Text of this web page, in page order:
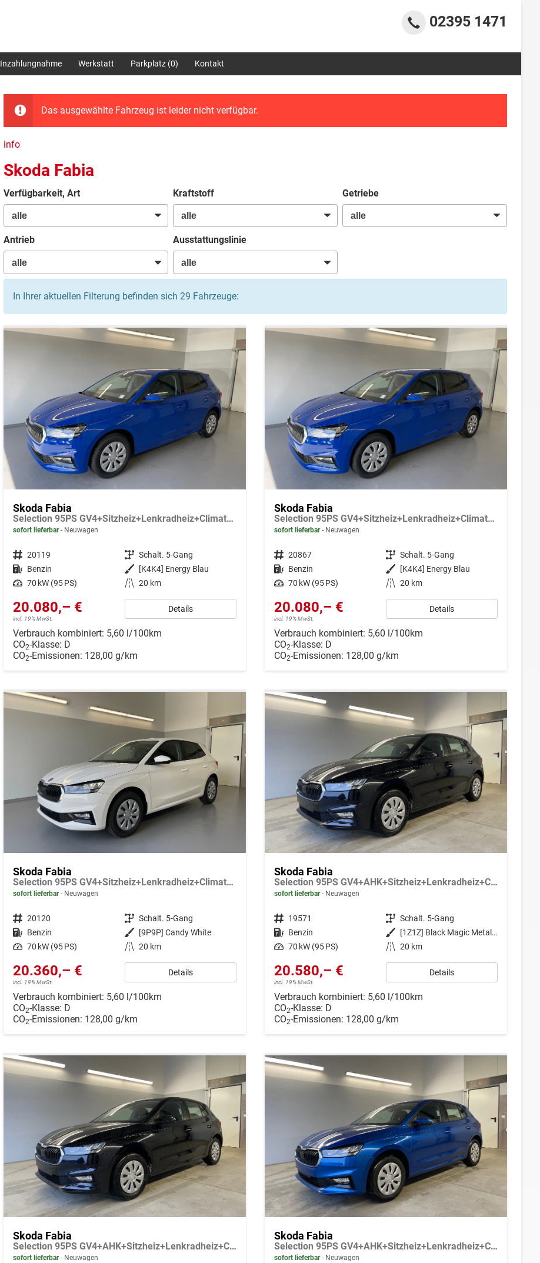
02395 1471
Inzahlungnahme Werkstatt Parkplatz (0) Kontakt
Das ausgewählte Fahrzeug ist leider nicht verfügbar.
info
Skoda Fabia
Verfügbarkeit, Art Kraftstoff Getriebe
Antrieb Ausstattungslinie
In Ihrer aktuellen Filterung befinden sich 29 Fahrzeuge:
Skoda Fabia
Selection 95PS GV4+Sitzheiz+Lenkradheiz+Climatronic+Sunset+AppConnect+PDC
sofort lieferbar Neuwagen
Fahrzeugnr. 20119 Getriebe Schalt. 5-Gang
Kraftstoff Benzin Außenfarbe
[K4K4] Energy Blau
Leistung 70 kW (95 PS) Kilometerstand 20 km
20.080,– €
incl. 19% MwSt.
Details
Verbrauch kombiniert: 5,60 l/100km
CO2-Klasse: D
CO2-Emissionen: 128,00 g/km
Skoda Fabia
Selection 95PS GV4+Sitzheiz+Lenkradheiz+Climatronic+Sunset+AppConnect+PDC
sofort lieferbar Neuwagen
Fahrzeugnr. 20867 Getriebe Schalt. 5-Gang
Kraftstoff Benzin Außenfarbe
[K4K4] Energy Blau
Leistung 70 kW (95 PS) Kilometerstand 20 km
20.080,– €
incl. 19% MwSt.
Details
Verbrauch kombiniert: 5,60 l/100km
CO2-Klasse: D
CO2-Emissionen: 128,00 g/km
Skoda Fabia
Selection 95PS GV4+Sitzheiz+Lenkradheiz+Climatronic+Sunset+AppConnect+PDC
sofort lieferbar Neuwagen
Fahrzeugnr. 20120 Getriebe Schalt. 5-Gang
Kraftstoff Benzin Außenfarbe
[9P9P] Candy White
Leistung 70 kW (95 PS) Kilometerstand 20 km
20.360,– €
incl. 19% MwSt.
Details
Verbrauch kombiniert: 5,60 l/100km
CO2-Klasse: D
CO2-Emissionen: 128,00 g/km
Skoda Fabia
Selection 95PS GV4+AHK+Sitzheiz+Lenkradheiz+Climatronic+Tempomat+PDC
sofort lieferbar Neuwagen
Fahrzeugnr. 19571 Getriebe Schalt. 5-Gang
Kraftstoff Benzin Außenfarbe
[1Z1Z] Black Magic Metallic
Leistung 70 kW (95 PS) Kilometerstand 20 km
20.580,– €
incl. 19% MwSt.
Details
Verbrauch kombiniert: 5,60 l/100km
CO2-Klasse: D
CO2-Emissionen: 128,00 g/km
Skoda Fabia
Selection 95PS GV4+AHK+Sitzheiz+Lenkradheiz+Climatronic+Tempomat+PDC
sofort lieferbar Neuwagen
Skoda Fabia
Selection 95PS GV4+AHK+Sitzheiz+Lenkradheiz+Climatronic+Tempomat+PDC
sofort lieferbar Neuwagen